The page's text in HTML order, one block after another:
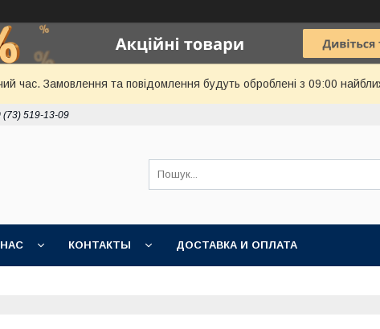
час. Замовлення та повідомлення будуть оброблені з 09:00
(73) 519-13-09
КОНТАКТЫ ДОСТАВКА И ОПЛАТА